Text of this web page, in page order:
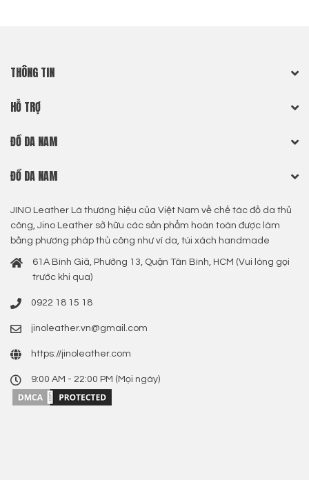
THÔNG TIN
HỖ TRỢ
ĐỒ DA NAM
ĐỒ DA NAM
JINO Leather Là thương hiệu của Việt Nam về chế tác đồ da thủ
công, Jino Leather sở hữu các sản phẩm hoàn toàn được làm
bằng phương pháp thủ công như ví da, túi xách handmade
61A Bình Giã, Phường 13, Quận Tân Bình, HCM (Vui lòng gọi
trước khi qua)
0922 18 15 18
jinoleather.vn@gmail.com
https://jinoleather.com
9:00 AM - 22:00 PM (Mọi ngày)